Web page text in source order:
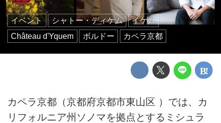
イベント シャトー・ディケム
イケム
Château d'Yquem
ボルドー カペラ京都
カペラ京都（京都府京都市東山区 ）では、カ
リフォルニア州ソノマを拠点とするミシュラ